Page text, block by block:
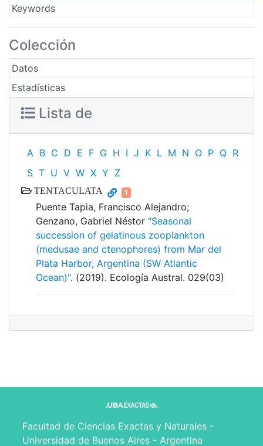
Keywords
Colección
Datos
Estadísticas
Lista de
A B C D E F G H I J K L M N O P Q R
S T U V W X Y Z
TENTACULATA 1
Puente Tapia, Francisco Alejandro;
Genzano, Gabriel Néstor "Seasonal
succession of gelatinous zooplankton
(medusae and ctenophores) from Mar del
Plata Harbor, Argentina (SW Atlantic
Ocean)". (2019). Ecología Austral. 029(03)
Facultad de Ciencias Exactas y Naturales -
Universidad de Buenos Aires - Argentina